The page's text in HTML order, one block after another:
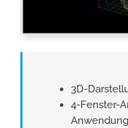
3D-
4-Fenster-